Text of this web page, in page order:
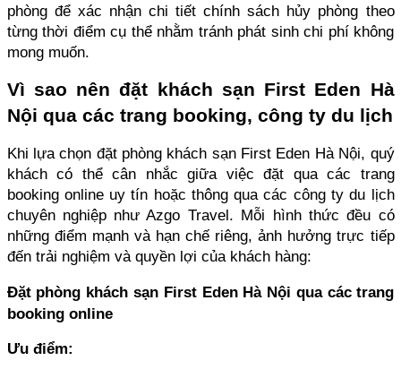
phòng để xác nhận chi tiết chính sách hủy phòng theo
từng thời điểm cụ thể nhằm tránh phát sinh chi phí không
mong muốn.
Vì sao nên đặt khách sạn First Eden Hà
Nội qua các trang booking, công ty du lịch
Khi lựa chọn đặt phòng khách sạn First Eden Hà Nội, quý
khách có thể cân nhắc giữa việc đặt qua các trang
booking online uy tín hoặc thông qua các công ty du lịch
chuyên nghiệp như Azgo Travel. Mỗi hình thức đều có
những điểm mạnh và hạn chế riêng, ảnh hưởng trực tiếp
đến trải nghiệm và quyền lợi của khách hàng:
Đặt phòng khách sạn First Eden Hà Nội qua các trang
booking online
Ưu điểm: